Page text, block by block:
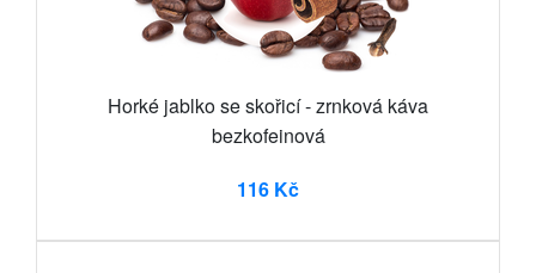
Horké jablko se skořicí - zrnková káva
bezkofeinová
116 Kč